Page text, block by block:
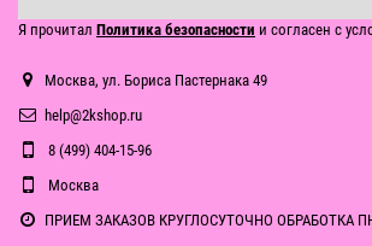
Я прочитал Политика безопасности и согласен с
Москва, ул. Бориса Пастернака 49
help@2kshop.ru
8 (499) 404-15-96
Москва
ПРИЕМ ЗАКАЗОВ КРУГЛОСУТОЧНО ОБРАБОТКА